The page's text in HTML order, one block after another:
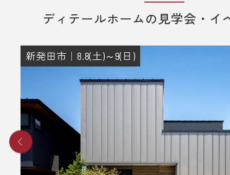
ディテールホームの見学会・イ
新発田市｜8.8(土)～9(日)